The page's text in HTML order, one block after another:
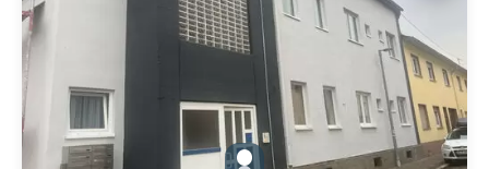
gallery.slide_selector